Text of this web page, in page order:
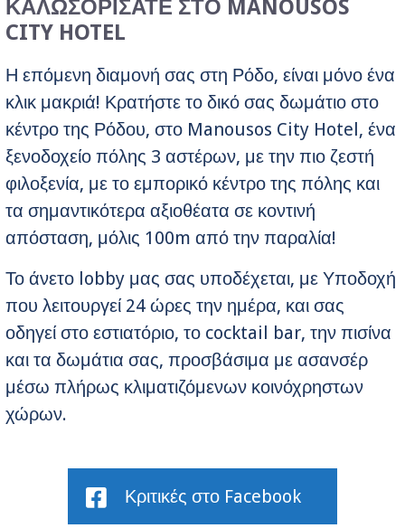
ΚΑΛΩΣΟΡΙΣΑΤΕ ΣΤΟ MANOUSOS
CITY HOTEL
Η επόμενη διαμονή σας στη Ρόδο, είναι μόνο ένα
κλικ μακριά! Κρατήστε το δικό σας δωμάτιο στο
κέντρο της Ρόδου, στο Manousos City Hotel, ένα
ξενοδοχείο πόλης 3 αστέρων, με την πιο ζεστή
φιλοξενία, με το εμπορικό κέντρο της πόλης και
τα σημαντικότερα αξιοθέατα σε κοντινή
απόσταση, μόλις 100m από την παραλία!
Το άνετο lobby μας σας υποδέχεται, με Υποδοχή
που λειτουργεί 24 ώρες την ημέρα, και σας
οδηγεί στο εστιατόριο, το cocktail bar, την πισίνα
και τα δωμάτια σας, προσβάσιμα με ασανσέρ
μέσω πλήρως κλιματιζόμενων κοινόχρηστων
χώρων.
Κριτικές στο Facebook